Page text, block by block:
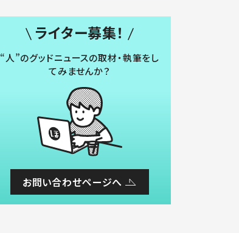
ライター募集！
“人”のグッドニュースの取材・執筆をし
てみませんか？
お問い合わせページへ